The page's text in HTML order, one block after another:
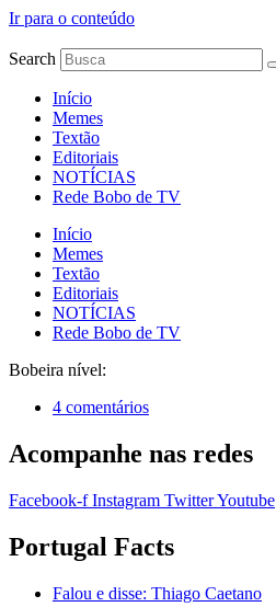
Ir para o conteúdo
Search
Início
Memes
Textão
Editoriais
NOTÍCIAS
Rede Bobo de TV
Início
Memes
Textão
Editoriais
NOTÍCIAS
Rede Bobo de TV
Bobeira nível:
4 comentários
Acompanhe nas redes
Facebook-f Instagram TwitterYoutube
Portugal Facts
Falou e disse: Thiago Caetano